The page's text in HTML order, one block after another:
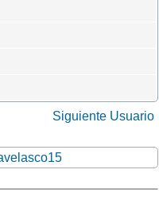
Siguiente Usuario